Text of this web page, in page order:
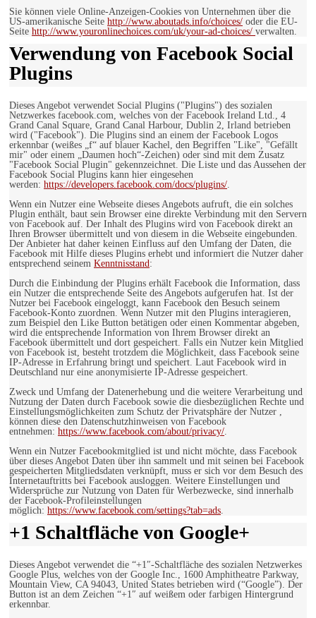
Sie können viele Online-Anzeigen-Cookies von Unternehmen über die
US-amerikanische Seite http://www.aboutads.info/choices/ oder die EU-
Seite http://www.youronlinechoices.com/uk/your-ad-choices/ verwalten.
Verwendung von Facebook Social
Plugins
Dieses Angebot verwendet Social Plugins ("Plugins") des sozialen
Netzwerkes facebook.com, welches von der Facebook Ireland Ltd., 4
Grand Canal Square, Grand Canal Harbour, Dublin 2, Irland betrieben
wird ("Facebook"). Die Plugins sind an einem der Facebook Logos
erkennbar (weißes „f“ auf blauer Kachel, den Begriffen "Like", "Gefällt
mir" oder einem „Daumen hoch“-Zeichen) oder sind mit dem Zusatz
"Facebook Social Plugin" gekennzeichnet. Die Liste und das Aussehen der
Facebook Social Plugins kann hier eingesehen
werden: https://developers.facebook.com/docs/plugins/.
Wenn ein Nutzer eine Webseite dieses Angebots aufruft, die ein solches
Plugin enthält, baut sein Browser eine direkte Verbindung mit den Servern
von Facebook auf. Der Inhalt des Plugins wird von Facebook direkt an
Ihren Browser übermittelt und von diesem in die Webseite eingebunden.
Der Anbieter hat daher keinen Einfluss auf den Umfang der Daten, die
Facebook mit Hilfe dieses Plugins erhebt und informiert die Nutzer daher
entsprechend seinem Kenntnisstand:
Durch die Einbindung der Plugins erhält Facebook die Information, dass
ein Nutzer die entsprechende Seite des Angebots aufgerufen hat. Ist der
Nutzer bei Facebook eingeloggt, kann Facebook den Besuch seinem
Facebook-Konto zuordnen. Wenn Nutzer mit den Plugins interagieren,
zum Beispiel den Like Button betätigen oder einen Kommentar abgeben,
wird die entsprechende Information von Ihrem Browser direkt an
Facebook übermittelt und dort gespeichert. Falls ein Nutzer kein Mitglied
von Facebook ist, besteht trotzdem die Möglichkeit, dass Facebook seine
IP-Adresse in Erfahrung bringt und speichert. Laut Facebook wird in
Deutschland nur eine anonymisierte IP-Adresse gespeichert.
Zweck und Umfang der Datenerhebung und die weitere Verarbeitung und
Nutzung der Daten durch Facebook sowie die diesbezüglichen Rechte und
Einstellungsmöglichkeiten zum Schutz der Privatsphäre der Nutzer ,
können diese den Datenschutzhinweisen von Facebook
entnehmen: https://www.facebook.com/about/privacy/.
Wenn ein Nutzer Facebookmitglied ist und nicht möchte, dass Facebook
über dieses Angebot Daten über ihn sammelt und mit seinen bei Facebook
gespeicherten Mitgliedsdaten verknüpft, muss er sich vor dem Besuch des
Internetauftritts bei Facebook ausloggen. Weitere Einstellungen und
Widersprüche zur Nutzung von Daten für Werbezwecke, sind innerhalb
der Facebook-Profileinstellungen
möglich: https://www.facebook.com/settings?tab=ads.
+1 Schaltfläche von Google+
Dieses Angebot verwendet die “+1″-Schaltfläche des sozialen Netzwerkes
Google Plus, welches von der Google Inc., 1600 Amphitheatre Parkway,
Mountain View, CA 94043, United States betrieben wird (“Google”). Der
Button ist an dem Zeichen “+1″ auf weißem oder farbigen Hintergrund
erkennbar.